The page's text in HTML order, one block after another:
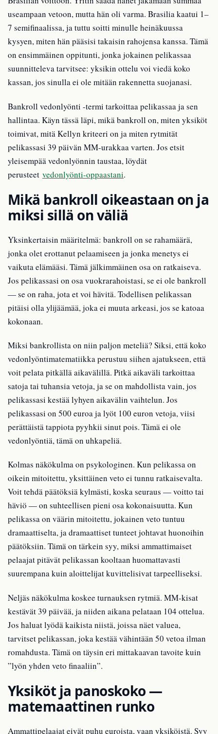
useampaan vetoon, mutta hän oli varma. Brasilia kaatui 1–
7 semifinaalissa, ja tuttu soitti minulle heinäkuussa
kysyen, miten hän pääsisi takaisin rahojensa kanssa. Tämä
on ensimmäinen oppitunti, jonka jokainen pelikassaa
suunnitteleva tarvitsee: yksikin ottelu voi viedä koko
kassan, jos sinulla ei ole mitään rakennetta suojanasi.
Bankroll vedonlyönti -termi tarkoittaa pelikassaa ja sen
hallintaa. Käyn tässä läpi, mikä bankroll on, miten yksiköt
toimivat, mitä Kellyn kriteeri on ja miten rytmität
pelikassasi 39 päivän MM-urakkaa varten. Jos etsit
yleisempää vedonlyönnin taustaa, löydät
perusteet vedonlyönti-oppaastani.
Mikä bankroll oikeastaan on ja
miksi sillä on väliä
Yksinkertaisin määritelmä: bankroll on se rahamäärä,
jonka olet erottanut pelaamiseen ja jonka menetys ei
vaikuta elämääsi. Tämä jälkimmäinen osa on ratkaiseva.
Jos pelikassasi on osa vuokrarahoistasi, se ei ole bankroll
— se on raha, jota et voi hävitä. Todellisen pelikassan
pitäisi olla ylijäämää, joka ei muuta arkeasi, jos se katoaa
kokonaan.
Miksi bankrollista on niin paljon meteliä? Siksi, että koko
vedonlyöntimatematiikka perustuu siihen ajatukseen, että
voit pelata pitkällä aikavälillä. Pitkä aikaväli tarkoittaa
satoja tai tuhansia vetoja, ja se on mahdollista vain, jos
pelikassasi kestää lyhyen aikavälin vaihtelun. Jos
pelikassasi on 500 euroa ja lyöt 100 euron vetoja, viisi
perättäistä tappiota pyyhkii sinut pois. Tämä ei ole
vedonlyöntiä, tämä on uhkapeliä.
Kolmas näkökulma on psykologinen. Kun pelikassa on
oikein mitoitettu, yksittäinen veto ei tunnu ratkaisevalta.
Voit tehdä päätöksiä kylmästi, koska seuraus — voitto tai
häviö — on suhteellisen pieni osa kokonaisuutta. Kun
pelikassa on väärin mitoitettu, jokainen veto tuntuu
dramaattiselta, ja dramaattiset tunteet johtavat huonoihin
päätöksiin. Tämä on tärkein syy, miksi ammattimaiset
pelaajat pitävät pelikassan kooltaan huomattavasti
suurempana kuin aloittelijat kuvittelisivat tarpeelliseksi.
Neljäs näkökulma koskee turnauksen rytmiä. MM-kisat
kestävät 39 päivää, ja niiden aikana pelataan 104 ottelua.
Jos haluat lyödä kaikista niistä, joissa näet valuea,
tarvitset pelikassan, joka kestää vähintään 50 vetoa ilman
romahdusta. Tämä on täysin eri mittakaavan tavoite kuin
”lyön yhden veto finaaliin”.
Yksiköt ja panoskoko —
matemaattinen runko
Ammattipelaajat eivät puhu euroista, vaan yksiköistä. Syy